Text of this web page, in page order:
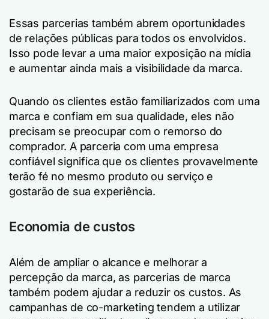
Essas parcerias também abrem oportunidades
de relações públicas para todos os envolvidos.
Isso pode levar a uma maior exposição na mídia
e aumentar ainda mais a visibilidade da marca.
Quando os clientes estão familiarizados com uma
marca e confiam em sua qualidade, eles não
precisam se preocupar com o remorso do
comprador. A parceria com uma empresa
confiável significa que os clientes provavelmente
terão fé no mesmo produto ou serviço e
gostarão de sua experiência.
Economia de custos
Além de ampliar o alcance e melhorar a
percepção da marca, as parcerias de marca
também podem ajudar a reduzir os custos. As
campanhas de co-marketing tendem a utilizar